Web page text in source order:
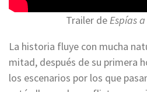
Trailer deEspías
La historia fluye con mucha
mitad, después de su primera
los escenarios por los que